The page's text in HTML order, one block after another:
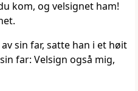
kom, og velsignet ham!
sin far, satte han i et høit
far: Velsign også mig,